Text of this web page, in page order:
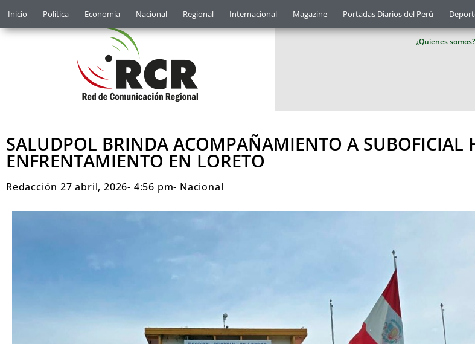
Inicio Política Economía Nacional Regional Internacional Magazine Portadas Diarios del Perú
¿Quienes somos?
SALUDPOL BRINDA ACOMPAÑAMIENTO A SUBOFICIAL
ENFRENTAMIENTO EN LORETO
Redacción 27 abril, 2026- 4:56 pm- Nacional